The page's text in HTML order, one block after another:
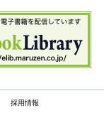
採用情報